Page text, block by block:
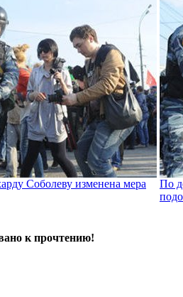
Соболеву изменена мера
По
к прочтению!